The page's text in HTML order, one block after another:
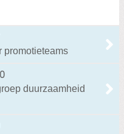
promotieteams
duurzaamheid